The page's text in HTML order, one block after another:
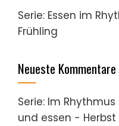
Serie: Essen im
Frühling
Neueste Kommentare
Serie: Im
und essen - Herbst